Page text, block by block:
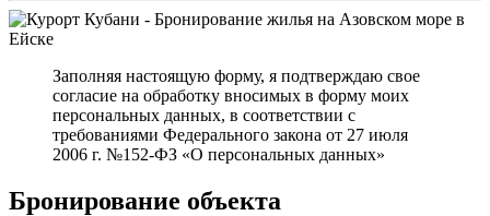
Заполняя настоящую форму, я подтверждаю свое
согласие на обработку вносимых в форму моих
персональных данных, в соответствии с
требованиями Федерального закона от 27 июля
2006 г. №152-ФЗ «О персональных данных»
Бронирование объекта